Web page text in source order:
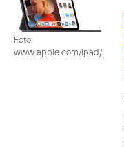
Foto:
www.apple.com/ipad/